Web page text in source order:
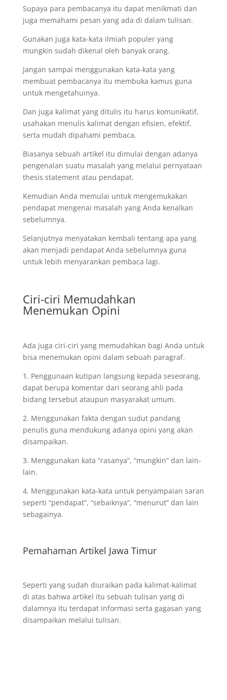
Supaya para pembacanya itu dapat menikmati dan
juga memahami pesan yang ada di dalam tulisan.
Gunakan juga kata-kata ilmiah populer yang
mungkin sudah dikenal oleh banyak orang.
Jangan sampai menggunakan kata-kata yang
membuat pembacanya itu membuka kamus guna
untuk mengetahuinya.
Dan juga kalimat yang ditulis itu harus komunikatif,
usahakan menulis kalimat dengan efisien, efektif,
serta mudah dipahami pembaca.
Biasanya sebuah artikel itu dimulai dengan adanya
pengenalan suatu masalah yang melalui pernyataan
thesis statement atau pendapat.
Kemudian Anda memulai untuk mengemukakan
pendapat mengenai masalah yang Anda kenalkan
sebelumnya.
Selanjutnya menyatakan kembali tentang apa yang
akan menjadi pendapat Anda sebelumnya guna
untuk lebih menyarankan pembaca lagi.
Ciri-ciri Memudahkan
Menemukan Opini
Ada juga ciri-ciri yang memudahkan bagi Anda untuk
bisa menemukan opini dalam sebuah paragraf.
1. Penggunaan kutipan langsung kepada seseorang,
dapat berupa komentar dari seorang ahli pada
bidang tersebut ataupun masyarakat umum.
2. Menggunakan fakta dengan sudut pandang
penulis guna mendukung adanya opini yang akan
disampaikan.
3. Menggunakan kata “rasanya”, “mungkin” dan lain-
lain.
4. Menggunakan kata-kata untuk penyampaian saran
seperti “pendapat”, “sebaiknya”, “menurut” dan lain
sebagainya.
Pemahaman Artikel Jawa Timur
Seperti yang sudah diuraikan pada kalimat-kalimat
di atas bahwa artikel itu sebuah tulisan yang di
dalamnya itu terdapat informasi serta gagasan yang
disampaikan melalui tulisan.